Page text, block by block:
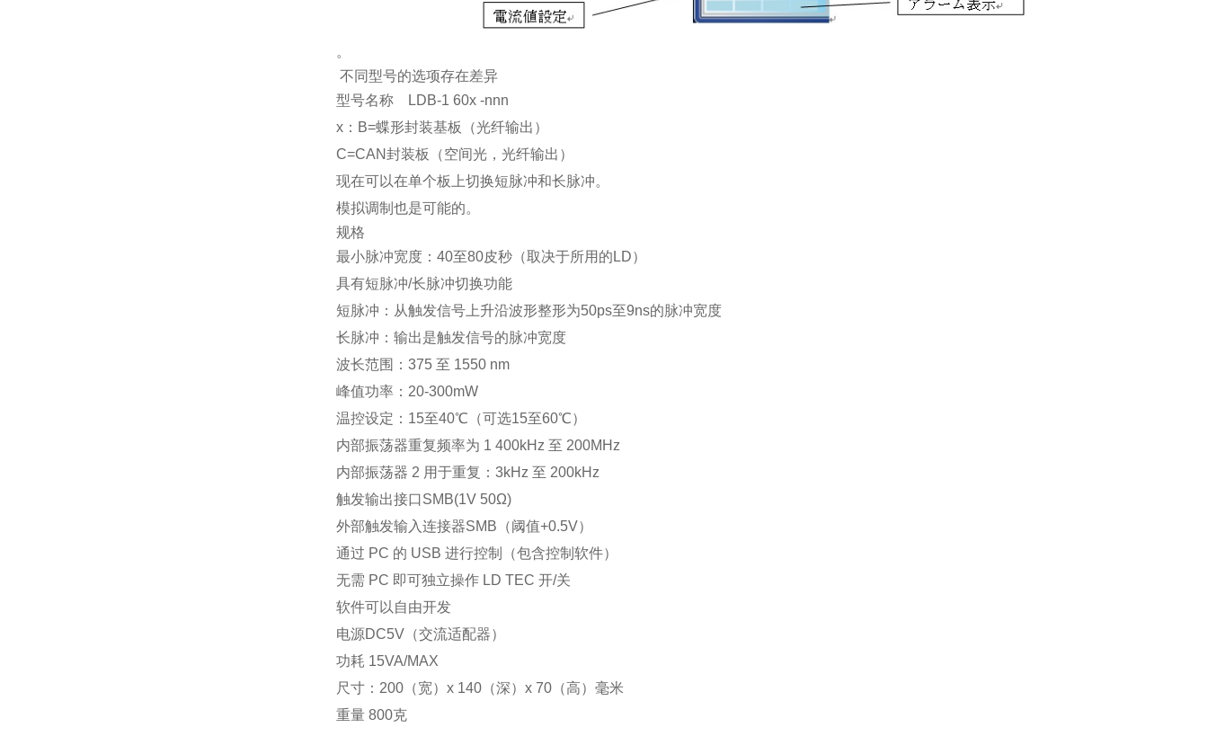
。
不同型号的选项存在差异
型号名称 LDB-1 60x -nnn
x：B=蝶形封装基板（光纤输出）
C=CAN封装板（空间光，光纤输出）
现在可以在单个板上切换短脉冲和长脉冲。
模拟调制也是可能的。
规格
最小脉冲宽度：40至80皮秒（取决于所用的LD）
具有短脉冲/长脉冲切换功能
短脉冲：从触发信号上升沿波形整形为50ps至9ns的脉冲宽度
长脉冲：输出是触发信号的脉冲宽度
波长范围：375 至 1550 nm
峰值功率：20-300mW
温控设定：15至40℃（可选15至60℃）
内部振荡器重复频率为 1 400kHz 至 200MHz
内部振荡器 2 用于重复：3kHz 至 200kHz
触发输出接口SMB(1V 50Ω)
外部触发输入连接器SMB（阈值+0.5V）
通过 PC 的 USB 进行控制（包含控制软件）
无需 PC 即可独立操作 LD TEC 开/关
软件可以自由开发
电源DC5V（交流适配器）
功耗 15VA/MAX
尺寸：200（宽）x 140（深）x 70（高）毫米
重量 800克